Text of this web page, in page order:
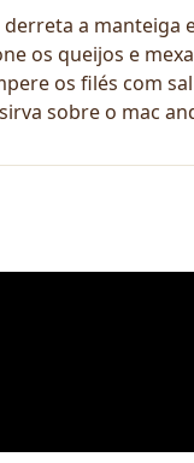
derreta a
os queijos e
os filés com
sobre o mac